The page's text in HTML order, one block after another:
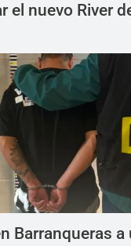
el nuevo River
Barranqueras